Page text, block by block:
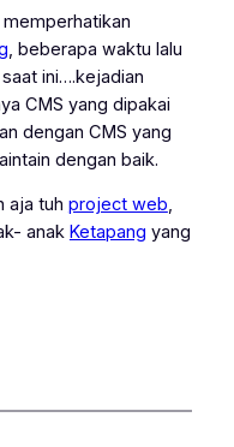
, beberapa waktu lalu
ini….kejadian
CMS yang dipakai
dengan CMS yang
dengan baik.
aja tuh project web,
anak Ketapang yang